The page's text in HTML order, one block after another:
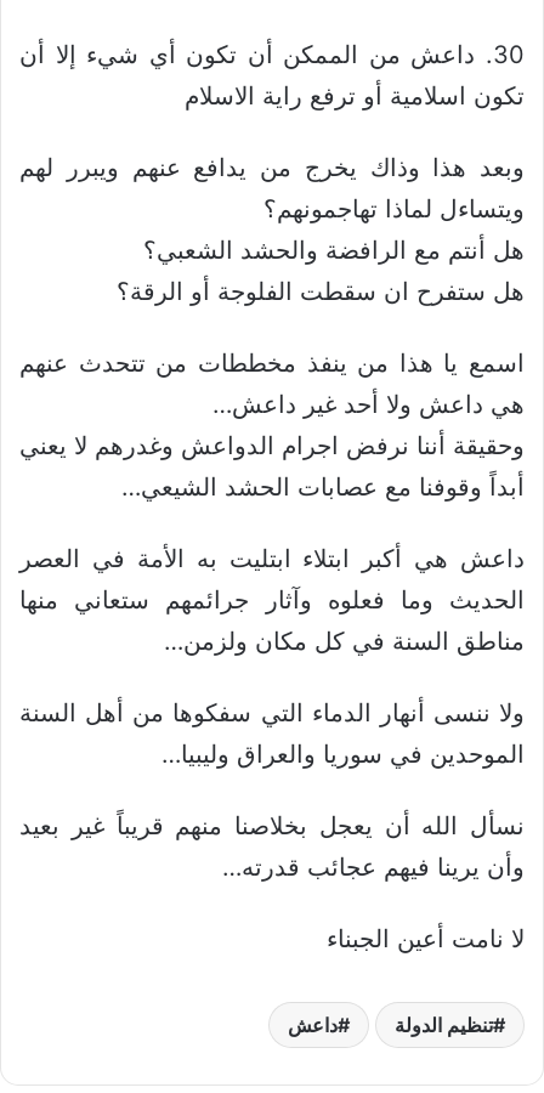
30. داعش من الممكن أن تكون أي شيء إلا أن
تكون اسلامية أو ترفع راية الاسلام
وبعد هذا وذاك يخرج من يدافع عنهم ويبرر لهم
ويتساءل لماذا تهاجمونهم؟
هل أنتم مع الرافضة والحشد الشعبي؟
هل ستفرح ان سقطت الفلوجة أو الرقة؟
اسمع يا هذا من ينفذ مخططات من تتحدث عنهم
هي داعش ولا أحد غير داعش…
وحقيقة أننا نرفض اجرام الدواعش وغدرهم لا يعني
أبداً وقوفنا مع عصابات الحشد الشيعي…
داعش هي أكبر ابتلاء ابتليت به الأمة في العصر
الحديث وما فعلوه وآثار جرائمهم ستعاني منها
مناطق السنة في كل مكان ولزمن…
ولا ننسى أنهار الدماء التي سفكوها من أهل السنة
الموحدين في سوريا والعراق وليبيا…
نسأل الله أن يعجل بخلاصنا منهم قريباً غير بعيد
وأن يرينا فيهم عجائب قدرته…
لا نامت أعين الجبناء
تنظيم الدولة داعش